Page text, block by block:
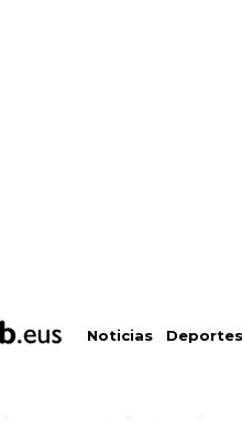
Noticias Deportes